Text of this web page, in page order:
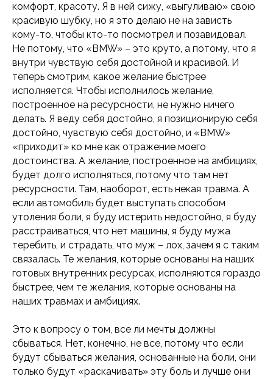
комфорт, красоту. Я в ней сижу, «выгуливаю» свою
красивую шубку, но я это делаю не на зависть
кому-то, чтобы кто-то посмотрел и позавидовал.
Не потому, что «BMW» – это круто, а потому, что я
внутри чувствую себя достойной и красивой. И
теперь смотрим, какое желание быстрее
исполняется. Чтобы исполнилось желание,
построенное на ресурсности, не нужно ничего
делать. Я веду себя достойно, я позиционирую себя
достойно, чувствую себя достойно, и «BMW»
«приходит» ко мне как отражение моего
достоинства. А желание, построенное на амбициях,
будет долго исполняться, потому что там нет
ресурсности. Там, наоборот, есть некая травма. А
если автомобиль будет выступать способом
утоления боли, я буду истерить недостойно, я буду
расстраиваться, что нет машины, я буду мужа
теребить, и страдать, что муж – лох, зачем я с таким
связалась. Те желания, которые основаны на наших
готовых внутренних ресурсах, исполняются гораздо
быстрее, чем те желания, которые основаны на
наших травмах и амбициях.
Это к вопросу о том, все ли мечты должны
сбываться. Нет, конечно, не все, потому что если
будут сбываться желания, основанные на боли, они
только будут «раскачивать» эту боль и лучше они